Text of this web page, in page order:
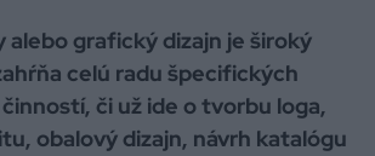
alebo grafický dizajn je široký
celú radu špecifických
či už ide o tvorbu loga,
obalový dizajn, návrh katalógu